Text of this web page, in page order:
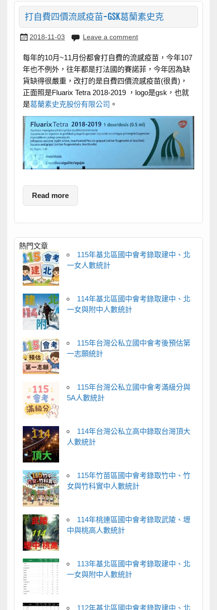
打自費四價流感疫苗-GSK葛蘭素史克
2018-11-03 Leave a comment
每年的10月~11月份都會打自費的流感疫苗，今年107
年也不例外，往年都是打法國的賽諾菲，今年因為缺
貨缺得很嚴重，改打的是自費四價流感疫苗(很貴)，
正面照是Fluarix Tetra 2018-2019 ，logo是gsk，也就
是葛蘭素史克股份有限公司 。
Read more
熱門文章
115年基北區國中會考錄取建中、北
一女人數統計
114年基北區國中會考錄取建中、北
一女與附中人數統計
115年台灣公私立國中會考後預估第
一志願統計
115年台灣公私立國中會考滿級分與
5A人數統計
114年台灣公私立高中錄取台灣頂大
人數統計
115年竹苗區國中會考錄取竹中、竹
女與竹科實中人數統計
114年桃連區國中會考錄取武陵、壢
中與桃高人數統計
113年基北區國中會考錄取建中、北
一女與附中人數統計
112年基北區國中會考錄取建中、北